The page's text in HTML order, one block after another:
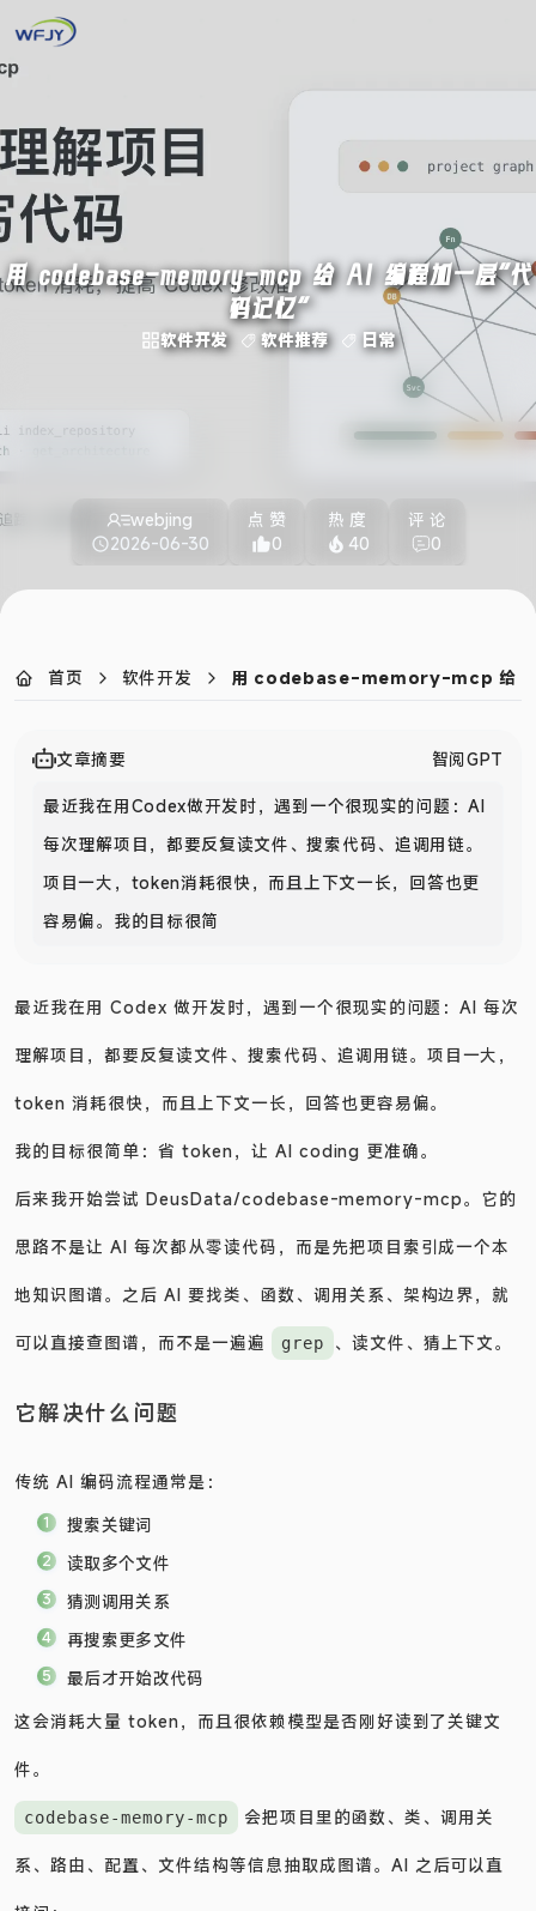
用 codebase-memory-mcp 给 AI 编程加一层“代
码记忆”
软件开发 软件推荐 日常
webjing
2026-06-30
点 赞
0
热 度
40
评 论
0
首页 软件开发 用 codebase-memory-mcp 给 AI
文章摘要 智阅GPT
最近我在用Codex做开发时，遇到一个很现实的问题：AI
每次理解项目，都要反复读文件、搜索代码、追调用链。
项目一大，token消耗很快，而且上下文一长，回答也更
容易偏。我的目标很简单：省tok
最近我在用 Codex 做开发时，遇到一个很现实的问题：AI 每次
理解项目，都要反复读文件、搜索代码、追调用链。项目一大，
token 消耗很快，而且上下文一长，回答也更容易偏。
我的目标很简单：省 token，让 AI coding 更准确。
后来我开始尝试 DeusData/codebase-memory-mcp。它的
思路不是让 AI 每次都从零读代码，而是先把项目索引成一个本
地知识图谱。之后 AI 要找类、函数、调用关系、架构边界，就
可以直接查图谱，而不是一遍遍 grep 、读文件、猜上下文。
它解决什么问题
传统 AI 编码流程通常是：
搜索关键词
读取多个文件
猜测调用关系
再搜索更多文件
最后才开始改代码
这会消耗大量 token，而且很依赖模型是否刚好读到了关键文
件。
codebase-memory-mcp 会把项目里的函数、类、调用关
系、路由、配置、文件结构等信息抽取成图谱。AI 之后可以直